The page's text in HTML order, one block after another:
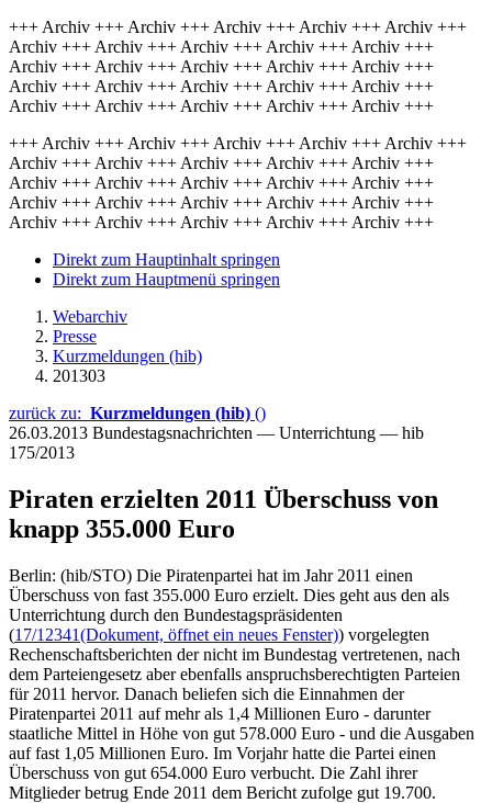
+++ Archiv +++ Archiv +++ Archiv +++ Archiv +++ Archiv +++
Archiv +++ Archiv +++ Archiv +++ Archiv +++ Archiv +++
Archiv +++ Archiv +++ Archiv +++ Archiv +++ Archiv +++
Archiv +++ Archiv +++ Archiv +++ Archiv +++ Archiv +++
Archiv +++ Archiv +++ Archiv +++ Archiv +++ Archiv +++
+++ Archiv +++ Archiv +++ Archiv +++ Archiv +++ Archiv +++
Archiv +++ Archiv +++ Archiv +++ Archiv +++ Archiv +++
Archiv +++ Archiv +++ Archiv +++ Archiv +++ Archiv +++
Archiv +++ Archiv +++ Archiv +++ Archiv +++ Archiv +++
Archiv +++ Archiv +++ Archiv +++ Archiv +++ Archiv +++
Direkt zum Hauptinhalt springen
Direkt zum Hauptmenü springen
Webarchiv
Presse
Kurzmeldungen (hib)
201303
zurück zu: Kurzmeldungen (hib) ()
26.03.2013 Bundestagsnachrichten — Unterrichtung — hib
175/2013
Piraten erzielten 2011 Überschuss von
knapp 355.000 Euro
Berlin: (hib/STO) Die Piratenpartei hat im Jahr 2011 einen
Überschuss von fast 355.000 Euro erzielt. Dies geht aus den als
Unterrichtung durch den Bundestagspräsidenten
(17/12341(Dokument, öffnet ein neues Fenster)) vorgelegten
Rechenschaftsberichten der nicht im Bundestag vertretenen, nach
dem Parteiengesetz aber ebenfalls anspruchsberechtigten Parteien
für 2011 hervor. Danach beliefen sich die Einnahmen der
Piratenpartei 2011 auf mehr als 1,4 Millionen Euro - darunter
staatliche Mittel in Höhe von gut 578.000 Euro - und die Ausgaben
auf fast 1,05 Millionen Euro. Im Vorjahr hatte die Partei einen
Überschuss von gut 654.000 Euro verbucht. Die Zahl ihrer
Mitglieder betrug Ende 2011 dem Bericht zufolge gut 19.700.